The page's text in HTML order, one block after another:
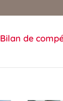
Bilan de